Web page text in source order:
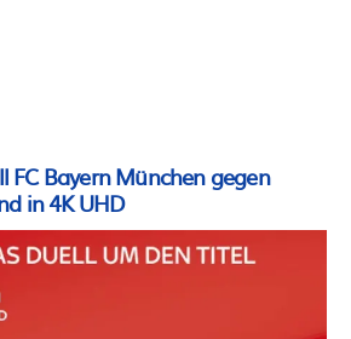
FC Bayern München gegen
in 4K UHD